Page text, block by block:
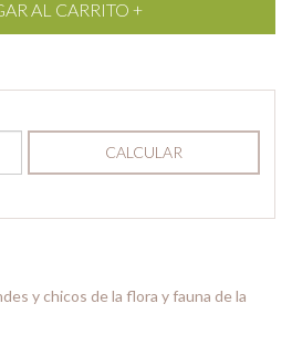
CALCULAR
y chicos de la flora y fauna de la